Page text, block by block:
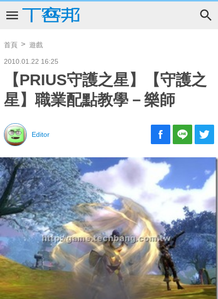
首頁 遊戲
2010.01.22 16:25
【PRIUS守護之星】【守護之
星】職業配點教學－樂師
Editor